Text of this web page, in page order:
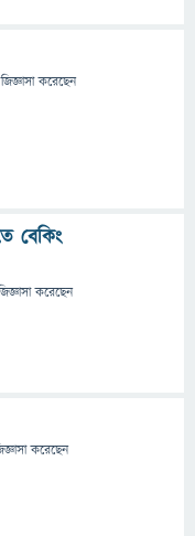
জিজ্ঞাসাকরেছেন
বেকিং
করেছেন
করেছেন